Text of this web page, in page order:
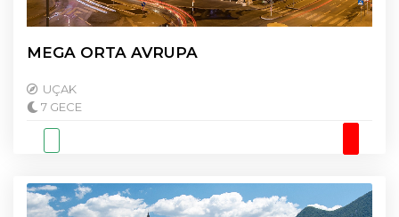
MEGA ORTA AVRUPA
UÇAK
7 GECE